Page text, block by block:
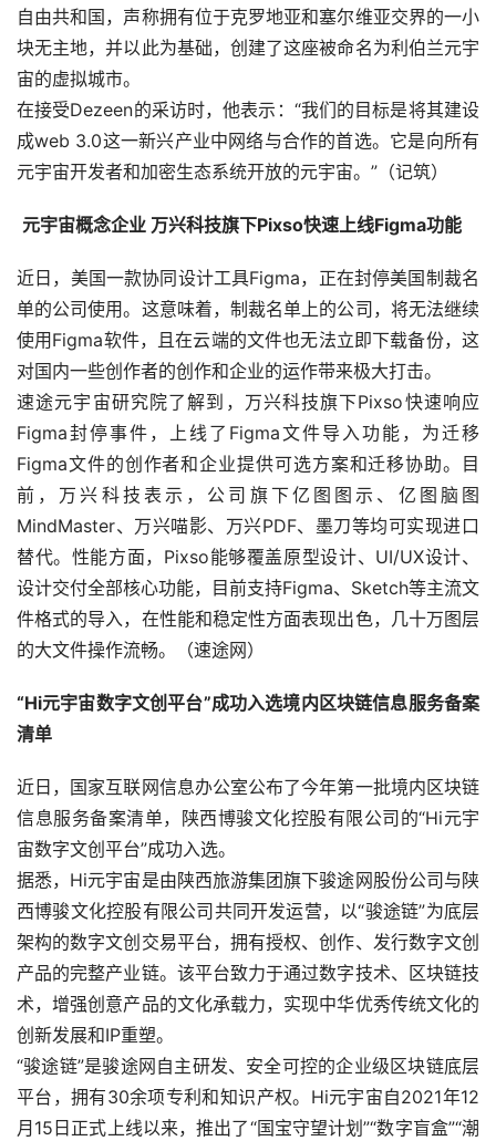
自由共和国，声称拥有位于克罗地亚和塞尔维亚交界的一小
块无主地，并以此为基础，创建了这座被命名为利伯兰元宇
宙的虚拟城市。
在接受Dezeen的采访时，他表示：“我们的目标是将其建设
成web 3.0这一新兴产业中网络与合作的首选。它是向所有
元宇宙开发者和加密生态系统开放的元宇宙。”（记筑）
元宇宙概念企业 万兴科技旗下Pixso快速上线Figma功能
近日，美国一款协同设计工具Figma，正在封停美国制裁名
单的公司使用。这意味着，制裁名单上的公司，将无法继续
使用Figma软件，且在云端的文件也无法立即下载备份，这
对国内一些创作者的创作和企业的运作带来极大打击。
速途元宇宙研究院了解到，万兴科技旗下Pixso快速响应
Figma封停事件，上线了Figma文件导入功能，为迁移
Figma文件的创作者和企业提供可选方案和迁移协助。目
前，万兴科技表示，公司旗下亿图图示、亿图脑图
MindMaster、万兴喵影、万兴PDF、墨刀等均可实现进口
替代。性能方面，Pixso能够覆盖原型设计、UI/UX设计、
设计交付全部核心功能，目前支持Figma、Sketch等主流文
件格式的导入，在性能和稳定性方面表现出色，几十万图层
的大文件操作流畅。（速途网）
“Hi元宇宙数字文创平台”成功入选境内区块链信息服务备案
清单
近日，国家互联网信息办公室公布了今年第一批境内区块链
信息服务备案清单，陕西博骏文化控股有限公司的“Hi元宇
宙数字文创平台”成功入选。
据悉，Hi元宇宙是由陕西旅游集团旗下骏途网股份公司与陕
西博骏文化控股有限公司共同开发运营，以“骏途链”为底层
架构的数字文创交易平台，拥有授权、创作、发行数字文创
产品的完整产业链。该平台致力于通过数字技术、区块链技
术，增强创意产品的文化承载力，实现中华优秀传统文化的
创新发展和IP重塑。
“骏途链”是骏途网自主研发、安全可控的企业级区块链底层
平台，拥有30余项专利和知识产权。Hi元宇宙自2021年12
月15日正式上线以来，推出了“国宝守望计划”“数字盲盒”“潮